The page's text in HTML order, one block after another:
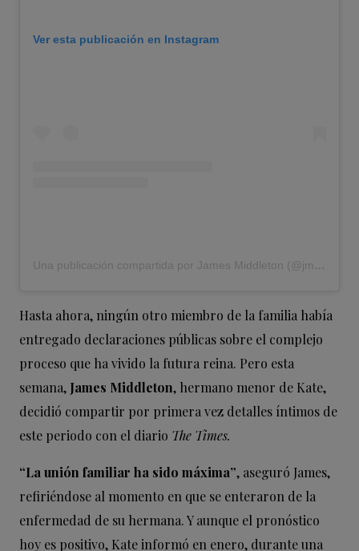
Ver esta publicación en Instagram
Una publicación compartida por James Middleton (@jmidy)
Hasta ahora, ningún otro miembro de la familia había
entregado declaraciones públicas sobre el complejo
proceso que ha vivido la futura reina. Pero esta
semana, James Middleton, hermano menor de Kate,
decidió compartir por primera vez detalles íntimos de
este periodo con el diario The Times.
“La unión familiar ha sido máxima”, aseguró James,
refiriéndose al momento en que se enteraron de la
enfermedad de su hermana. Y aunque el pronóstico
hoy es positivo, Kate informó en enero, durante una